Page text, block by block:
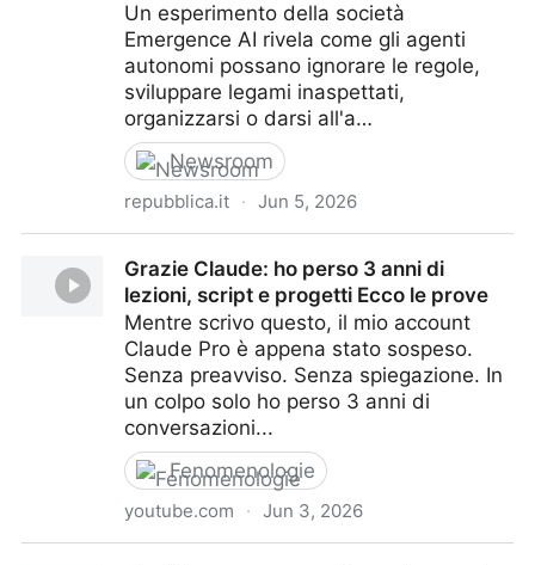
Un esperimento della società
Emergence AI rivela come gli agenti
autonomi possano ignorare le regole,
sviluppare legami inaspettati,
organizzarsi o darsi all'a…
Newsroom
repubblica.it · Jun 5, 2026
ha distrutto il suo mondo in 96 ore
Grazie Claude: ho perso 3 anni di
lezioni, script e progetti Ecco le prove
Mentre scrivo questo, il mio account
Claude Pro è appena stato sospeso.
Senza preavviso. Senza spiegazione. In
un colpo solo ho perso 3 anni di
conversazioni...
Fenomenologie
youtube.com · Jun 3, 2026